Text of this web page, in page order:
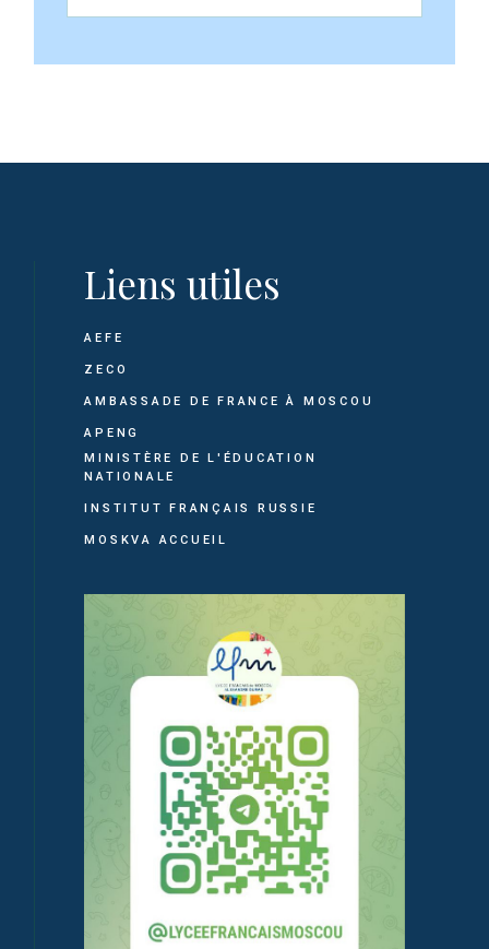
Liens utiles
AEFE
ZECO
AMBASSADE DE FRANCE À MOSCOU
APENG
MINISTÈRE DE L'ÉDUCATION
NATIONALE
INSTITUT FRANÇAIS RUSSIE
MOSKVA ACCUEIL